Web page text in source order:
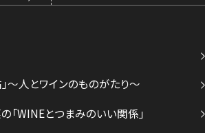
～人とワインのものがたり～
「WINEとつまみのいい関係」